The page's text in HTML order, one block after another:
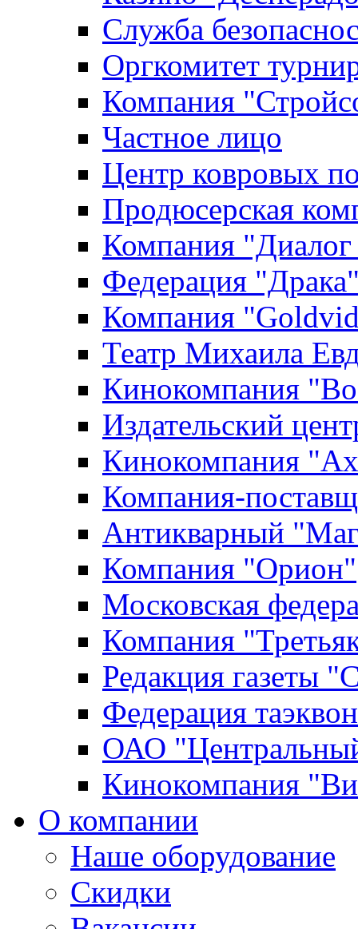
Служба
Оргкомитет
Компания
Частное лицо
Центр ковровых
Продюсерская
Компания
Федерация
Компания
Театр Михаила
Кинокомпания
Издательский
Кинокомпания
Компания-
Антикварный
Компания "Орион"
Московская
Компания
Редакция газеты
Федерация
ОАО
Кинокомпания
О компании
Наше оборудование
Скидки